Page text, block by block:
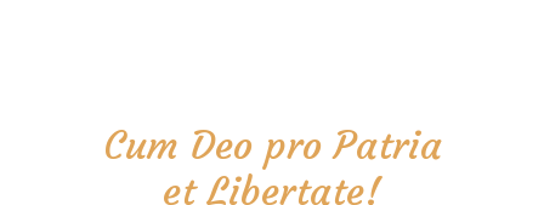
Cum Deo pro Patria
et Libertate!